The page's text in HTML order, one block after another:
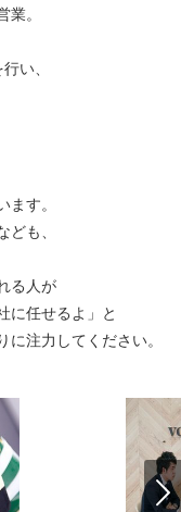
。
い、
す。
も、
る人が
に任せるよ」と
注力してください。